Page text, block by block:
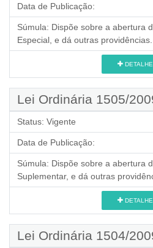
Data de Publicação:
Súmula: Dispõe sobre a abertura
Especial, e dá outras providências.
Lei Ordinária 1505/
Status: Vigente
Data de Publicação:
Súmula: Dispõe sobre a abertura
Suplementar, e dá outras
Lei Ordinária 1504/